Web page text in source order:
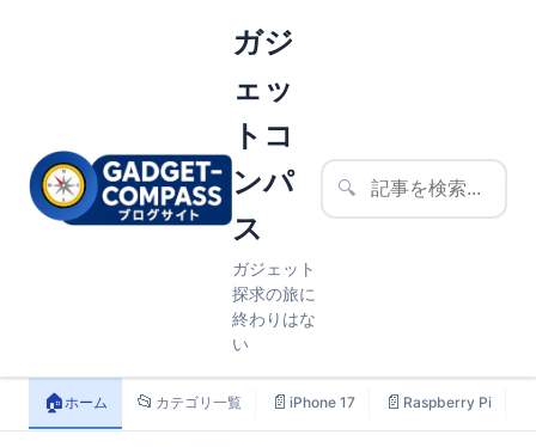
ガジ
ェッ
トコ
ンパ
ス
ガジェット
探求の旅に
終わりはな
い
🔍
🏠ホーム 📂 カテゴリ一覧 📄 iPhone 17 📄 Raspberry Pi